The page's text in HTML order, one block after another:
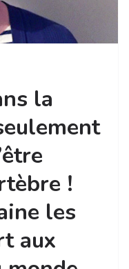
la
!
les
aux